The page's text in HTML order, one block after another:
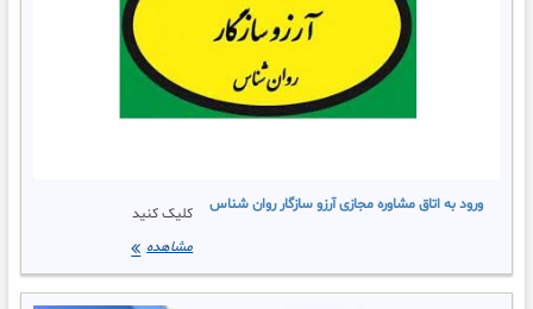
ساختنی
ورود به اتاق مشاوره مجازی آرزو سازگار روان شناس
کلیک کنید
مشاهدهورود
اتاق